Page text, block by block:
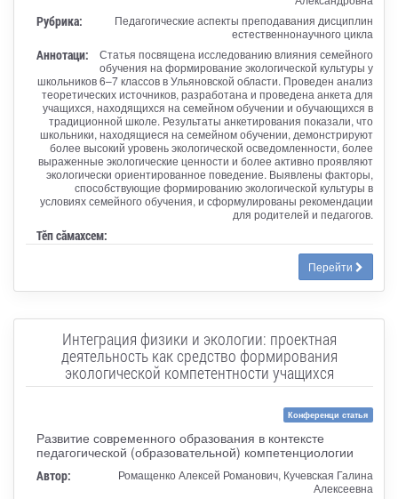
Рубрика:
Педагогические аспекты преподавания дисциплин
естественнонаучного цикла
Аннотаци:
Статья посвящена исследованию влияния семейного
обучения на формирование экологической культуры у
школьников 6–7 классов в Ульяновской области. Проведен анализ
теоретических источников, разработана и проведена анкета для
учащихся, находящихся на семейном обучении и обучающихся в
традиционной школе. Результаты анкетирования показали, что
школьники, находящиеся на семейном обучении, демонстрируют
более высокий уровень экологической осведомленности, более
выраженные экологические ценности и более активно проявляют
экологически ориентированное поведение. Выявлены факторы,
способствующие формированию экологической культуры в
условиях семейного обучения, и сформулированы рекомендации
для родителей и педагогов.
Тӗп сӑмахсем:
Перейти
Интеграция физики и экологии: проектная
деятельность как средство формирования
экологической компетентности учащихся
Конференци статья
Развитие современного образования в контексте
педагогической (образовательной) компетенциологии
Автор:
Ромащенко Алексей Романович, Кучевская Галина
Алексеевна